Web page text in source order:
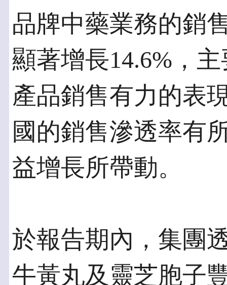
品牌中藥業務的銷
顯著增長14.6%，
產品銷售有力的表
國的銷售滲透率有
益增長所帶動。
於報告期內，集團
牛黃丸及靈芝胞子